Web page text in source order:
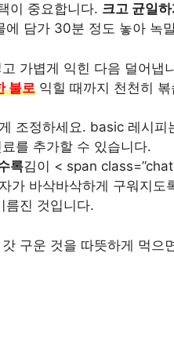
이 중요합니다. 크고 균일
에 담가 30분 정도 놓아 녹
가볍게 익힌 다음 덜어냅
불로 익힐 때까지 천천히
조정하세요. basic 레시
를 추가할 수 있습니다.
록김이 < span
가 바삭바삭하게 구워지
름진 것입니다.
구운 것을 따뜻하게 먹